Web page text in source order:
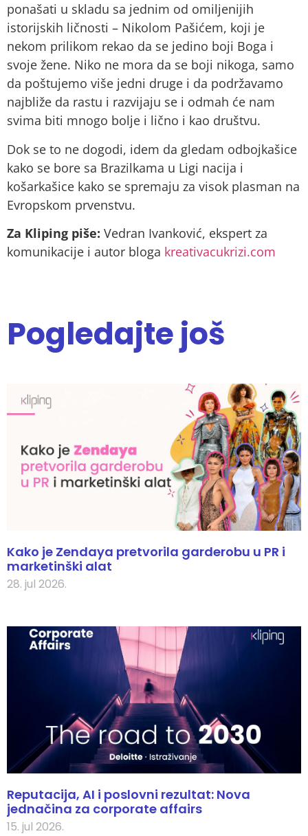
ponašati u skladu sa jednim od omiljenijih
istorijskih ličnosti – Nikolom Pašićem, koji je
nekom prilikom rekao da se jedino boji Boga i
svoje žene. Niko ne mora da se boji nikoga, samo
da poštujemo više jedni druge i da podržavamo
najbliže da rastu i razvijaju se i odmah će nam
svima biti mnogo bolje i lično i kao društvu.
Dok se to ne dogodi, idem da gledam odbojkašice
kako se bore sa Brazilkama u Ligi nacija i
košarkašice kako se spremaju za visok plasman na
Evropskom prvenstvu.
Za Kliping piše: Vedran Ivanković, ekspert za
komunikacije i autor bloga kreativacukrizi.com
Pogledajte još
Kako je Zendaya pretvorila garderobu u PR i
marketinški alat
28. jul 2026.
Reputacija, AI i poslovni rezultat: Nova
jednačina za corporate affairs
15. jul 2026.